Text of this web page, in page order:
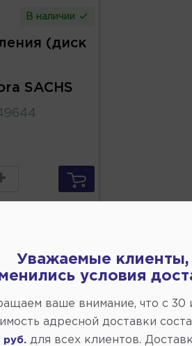
В наличии
(диск
SACHS
отзыв
43,
Уважаемые клиенты,
условия
ваше внимание, что c 30
адресной доставки
руб.
для всех клиентов.